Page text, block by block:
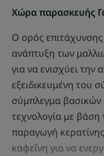
Χώρα παρασκευής
Ο ορός
ανάπτυξη των
για να ενισχύει
εξειδικευμένη του
σύμπλεγμα βασικών
τεχνολογία με βάση
παραγωγή
καφεΐνη για να